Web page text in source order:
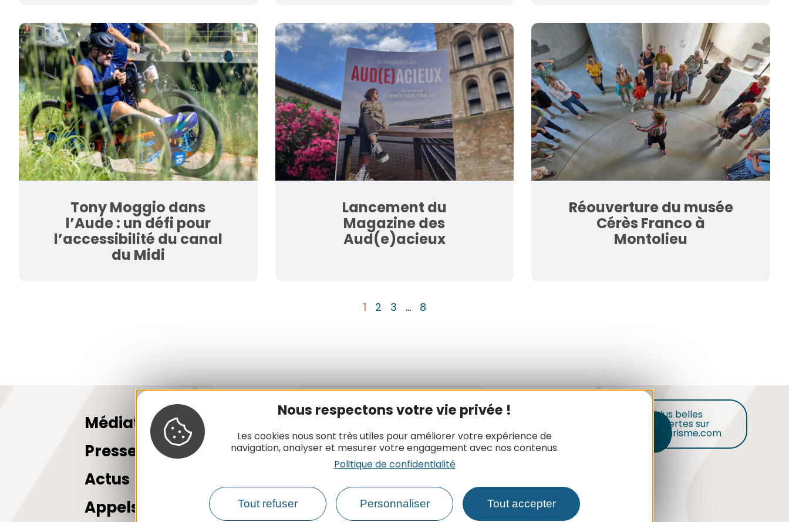
Nous respectons votre vie privée !
Les cookies nous sont très utiles pour améliorer votre expérience de
navigation, analyser et mesurer votre engagement avec nos contenus.
Politique de confidentialité
Tout refuser Personnaliser Tout accepter
Tony Moggio dans
l’Aude : un défi pour
l’accessibilité du canal
du Midi
Lancement du
Magazine des
Aud(e)acieux
Réouverture du musée
Cérès Franco à
Montolieu
1 2 3 … 8
Médiathèque
Presse
Actus
Appels d'offres
Newsletter
Inscrivez-vous à la lettre d’information de
l’ADT de l’Aude pour recevoir nos actualités
ainsi que toutes les infos du tourisme dans
l’Aude
Nos plus belles
découvertes sur
audetourisme.com